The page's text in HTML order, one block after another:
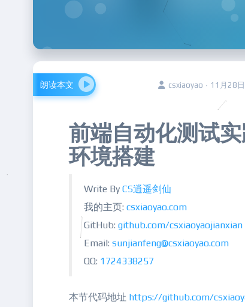
csxiaoyao · 11月28
朗读本文
前端自动化测试
环境搭建
Write By CS逍遥剑仙
我的主页: csxiaoyao.com
GitHub: github.com/csxiaoyaojianxian
Email: sunjianfeng@csxiaoyao.com
QQ: 1724338257
本节代码地址 https://github.com/